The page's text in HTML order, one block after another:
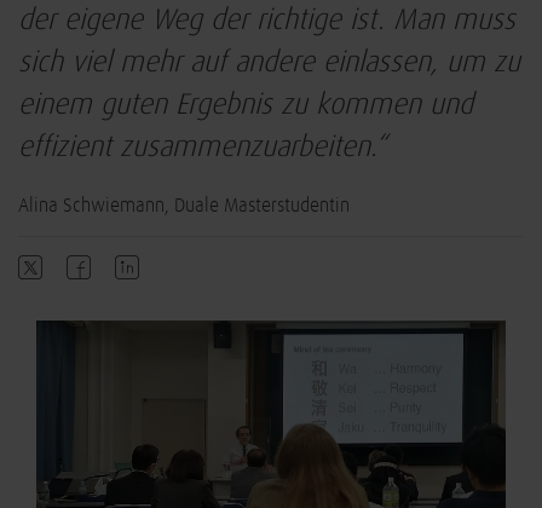
der eigene Weg der richtige ist. Man muss
sich viel mehr auf andere einlassen, um zu
einem guten Ergebnis zu kommen und
effizient zusammenzuarbeiten.“
Alina Schwiemann, Duale Masterstudentin